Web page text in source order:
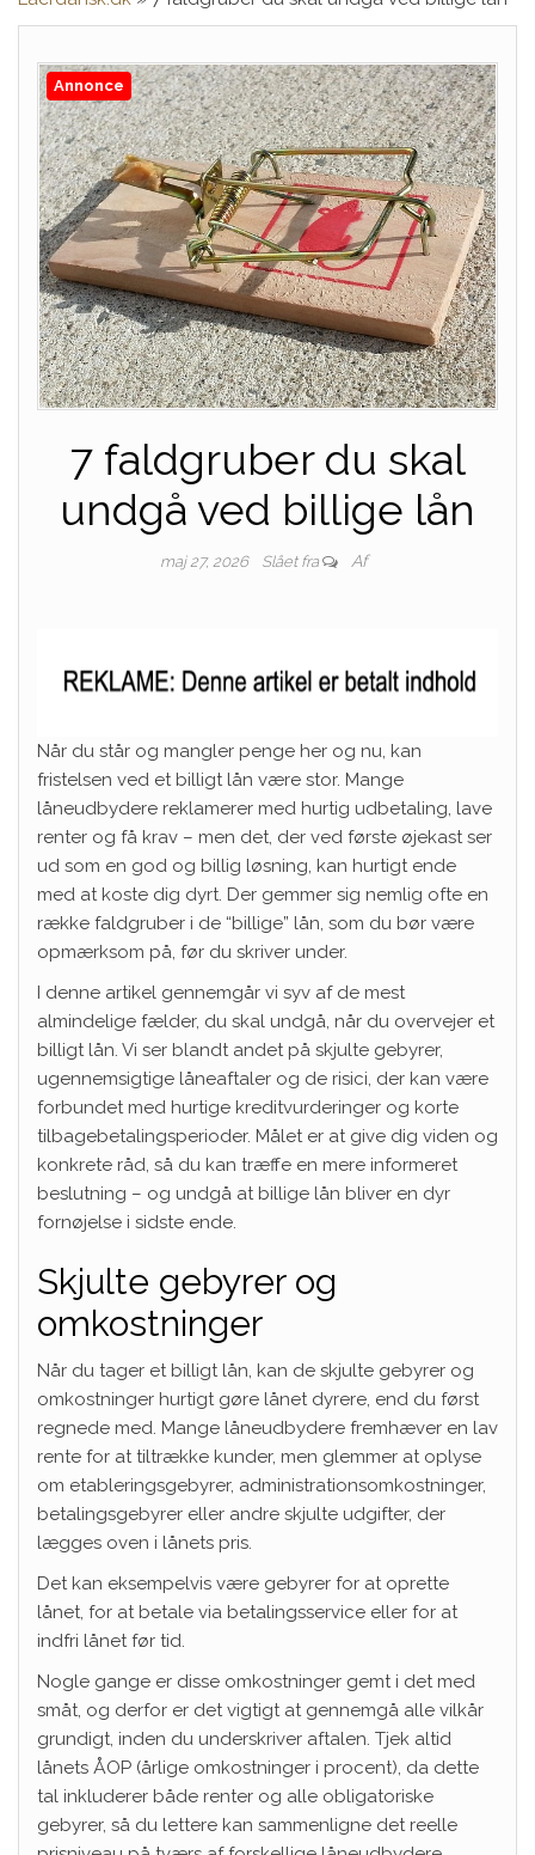
Annonce
7 faldgruber du skal
undgå ved billige lån
maj 27, 2026 Slået fra Af
Når du står og mangler penge her og nu, kan
fristelsen ved et billigt lån være stor. Mange
låneudbydere reklamerer med hurtig udbetaling, lave
renter og få krav – men det, der ved første øjekast ser
ud som en god og billig løsning, kan hurtigt ende
med at koste dig dyrt. Der gemmer sig nemlig ofte en
række faldgruber i de “billige” lån, som du bør være
opmærksom på, før du skriver under.
I denne artikel gennemgår vi syv af de mest
almindelige fælder, du skal undgå, når du overvejer et
billigt lån. Vi ser blandt andet på skjulte gebyrer,
ugennemsigtige låneaftaler og de risici, der kan være
forbundet med hurtige kreditvurderinger og korte
tilbagebetalingsperioder. Målet er at give dig viden og
konkrete råd, så du kan træffe en mere informeret
beslutning – og undgå at billige lån bliver en dyr
fornøjelse i sidste ende.
Skjulte gebyrer og
omkostninger
Når du tager et billigt lån, kan de skjulte gebyrer og
omkostninger hurtigt gøre lånet dyrere, end du først
regnede med. Mange låneudbydere fremhæver en lav
rente for at tiltrække kunder, men glemmer at oplyse
om etableringsgebyrer, administrationsomkostninger,
betalingsgebyrer eller andre skjulte udgifter, der
lægges oven i lånets pris.
Det kan eksempelvis være gebyrer for at oprette
lånet, for at betale via betalingsservice eller for at
indfri lånet før tid.
Nogle gange er disse omkostninger gemt i det med
småt, og derfor er det vigtigt at gennemgå alle vilkår
grundigt, inden du underskriver aftalen. Tjek altid
lånets ÅOP (årlige omkostninger i procent), da dette
tal inkluderer både renter og alle obligatoriske
gebyrer, så du lettere kan sammenligne det reelle